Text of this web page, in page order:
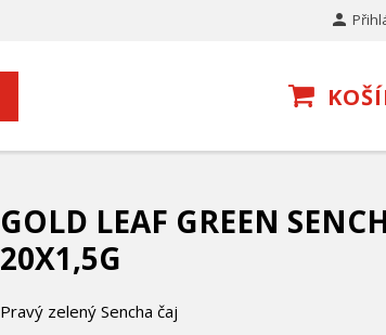

GOLD LEAF GREEN
20X1,5G
Pravý zelený Sencha čaj